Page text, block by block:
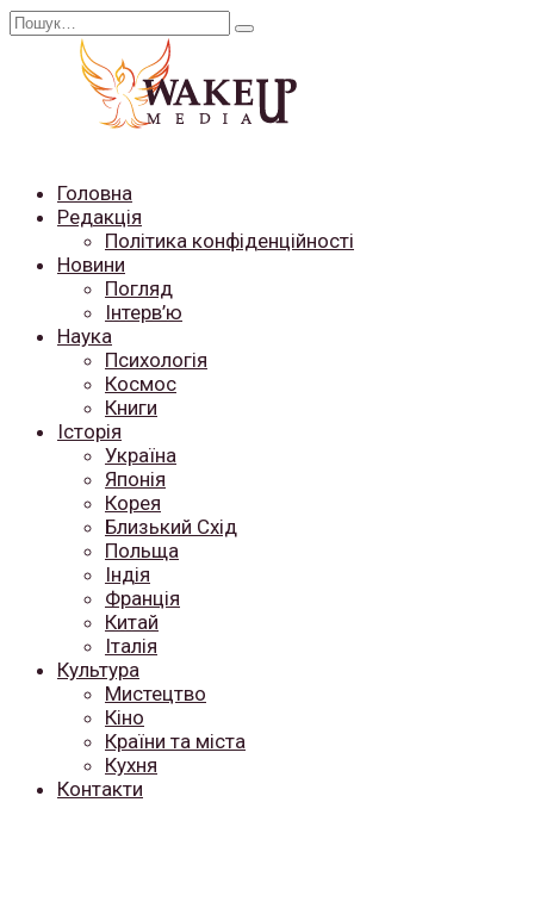
Перейти
Search
Головна
Редакція
Політика конфіденційності
Новини
Погляд
Інтерв’ю
Наука
Психологія
Космос
Книги
Історія
Україна
Японія
Корея
Близький Схід
Польща
Індія
Франція
Китай
Італія
Культура
Мистецтво
Кіно
Країни та міста
Кухня
Контакти